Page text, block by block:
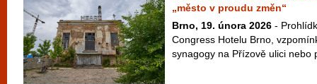
„město v proudu změn“
Brno, 19. února 2026 -
Congress Hotelu Brno,
synagogy na Přízově ulici nebo